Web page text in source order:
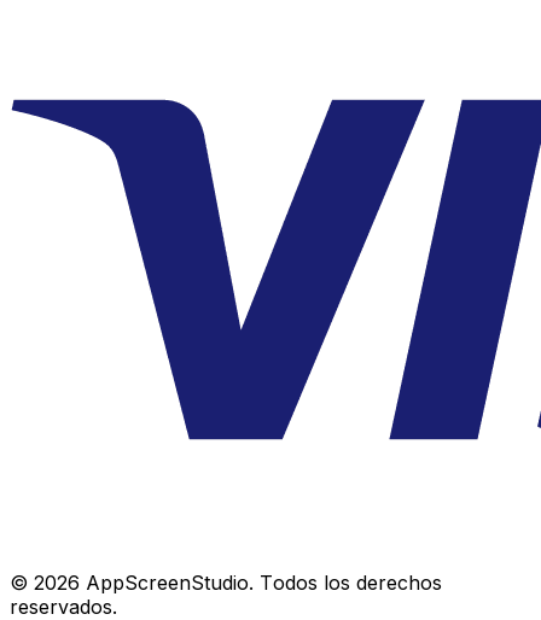
© 2026 AppScreenStudio. Todos los derechos
reservados.